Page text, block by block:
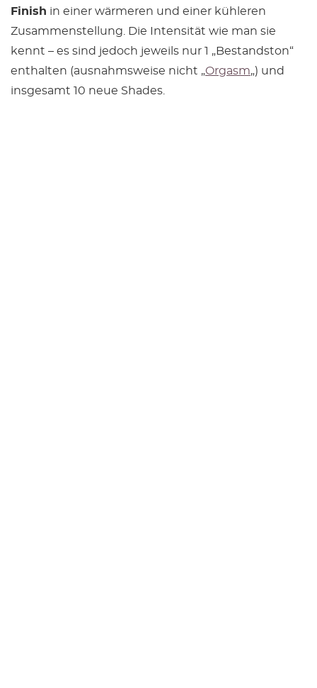
Finish in einer wärmeren und einer kühleren
Zusammenstellung. Die Intensität wie man sie
kennt – es sind jedoch jeweils nur 1 „Bestandston“
enthalten (ausnahmsweise nicht „Orgasm„) und
insgesamt 10 neue Shades.